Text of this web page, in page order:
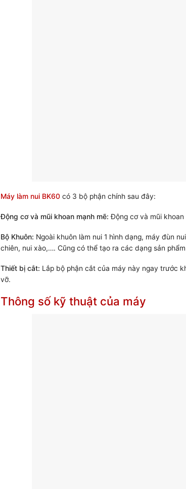
Máy làm nui BK60 có 3 bộ phận chính sau đây:
Động cơ và mũi khoan mạnh mẽ: Động cơ và mũi
Bộ Khuôn: Ngoài khuôn làm nui 1 hình dạng, máy đùn
chiên, nui xào,…. Cũng có thể tạo ra các dạng sản
Thiết bị cắt: Lắp bộ phận cắt của máy này ngay trước
vỡ.
Thông số kỹ thuật của máy